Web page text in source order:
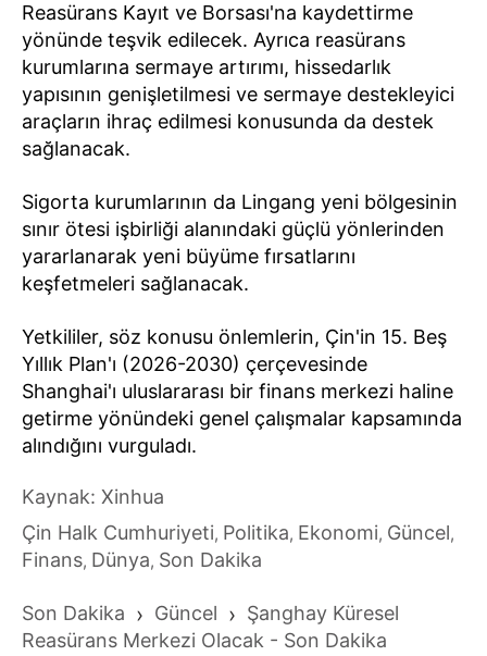
Reasürans Kayıt ve Borsası'na kaydettirme
yönünde teşvik edilecek. Ayrıca reasürans
kurumlarına sermaye artırımı, hissedarlık
yapısının genişletilmesi ve sermaye destekleyici
araçların ihraç edilmesi konusunda da destek
sağlanacak.
Sigorta kurumlarının da Lingang yeni bölgesinin
sınır ötesi işbirliği alanındaki güçlü yönlerinden
yararlanarak yeni büyüme fırsatlarını
keşfetmeleri sağlanacak.
Yetkililer, söz konusu önlemlerin, Çin'in 15. Beş
Yıllık Plan'ı (2026-2030) çerçevesinde
Shanghai'ı uluslararası bir finans merkezi haline
getirme yönündeki genel çalışmalar kapsamında
alındığını vurguladı.
Kaynak: Xinhua
Çin Halk Cumhuriyeti, Politika, Ekonomi, Güncel,
Finans, Dünya, Son Dakika
Son Dakika › Güncel › Şanghay Küresel
Reasürans Merkezi Olacak - Son Dakika